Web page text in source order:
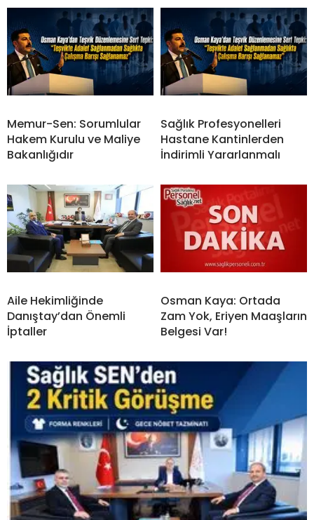
Memur-Sen: Sorumlular
Hakem Kurulu ve Maliye
Bakanlığıdır
Sağlık Profesyonelleri
Hastane Kantinlerden
İndirimli Yararlanmalı
Aile Hekimliğinde
Danıştay’dan Önemli
İptaller
Osman Kaya: Ortada
Zam Yok, Eriyen Maaşların
Belgesi Var!